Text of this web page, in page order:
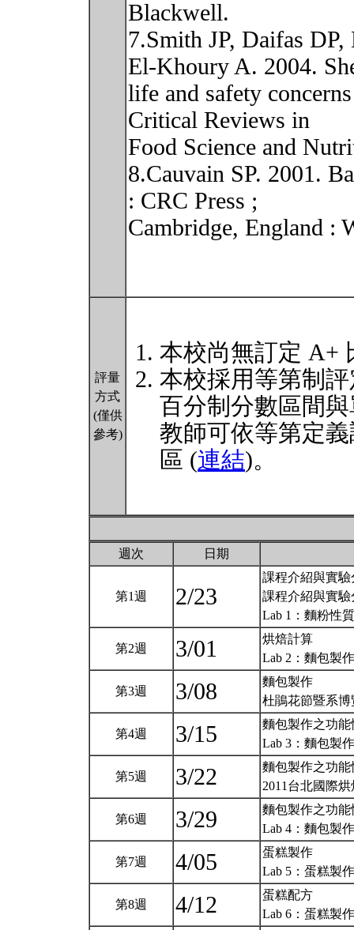
Blackwell.
7.Smith JP, Daifas
El-Khoury A. 2004.
life and safety
Critical Reviews in
Food Science and
8.Cauvain SP. 2001.
: CRC Press ;
Cambridge, England :
評量
方式
(僅供
參考)
本校尚無訂定 A+
本校採用等第制
百分制分數區間
教師可依等第定
區 (連結)。
週次 日期
第1週 2/23
課程介紹與實驗
課程介紹與實
Lab 1：麵粉性
第2週 3/01
烘焙計算
Lab 2：麵包製
第3週 3/08
麵包製作
杜鵑花節暨系
第4週 3/15
麵包製作之功
Lab 3：麵包製
第5週 3/22
麵包製作之功
2011台北國際
第6週 3/29
麵包製作之功
Lab 4：麵包製
第7週 4/05
蛋糕製作
Lab 5：蛋糕製
第8週 4/12
蛋糕配方
Lab 6：蛋糕製